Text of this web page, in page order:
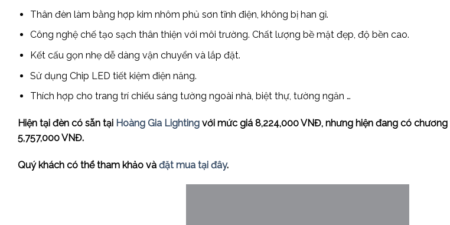
Thân đèn làm bằng hợp kim nhôm phủ sơn tĩnh điện, không bị han gỉ.
Công nghệ chế tạo sạch thân thiện với môi trường. Chất lượng bề mặt đẹp, độ bền cao.
Kết cấu gọn nhẹ dễ dàng vận chuyển và lắp đặt.
Sử dụng Chip LED tiết kiệm điện năng.
Thích hợp cho trang trí chiếu sáng tường ngoài nhà, biệt thự, tường ngăn …
Hiện tại đèn có sẵn tại Hoàng Gia Lighting với mức giá 8,224,000 VNĐ, nhưng hiện đang có
5,757,000 VNĐ.
Quý khách có thể tham khảo và đặt mua tại đây.